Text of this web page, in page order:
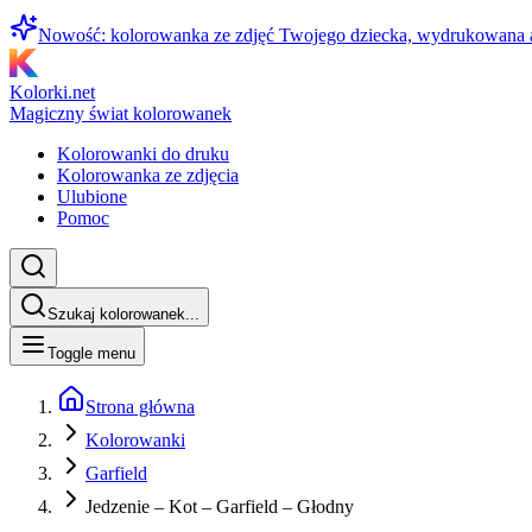
Nowość: kolorowanka ze zdjęć Twojego dziecka, wydrukowana
Kolorki.net
Magiczny świat kolorowanek
Kolorowanki do druku
Kolorowanka ze zdjęcia
Ulubione
Pomoc
Szukaj kolorowanek...
Toggle menu
Strona główna
Kolorowanki
Garfield
Jedzenie – Kot – Garfield – Głodny